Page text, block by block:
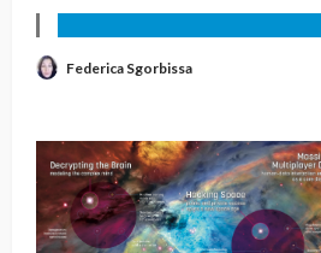
Federica Sgorbissa